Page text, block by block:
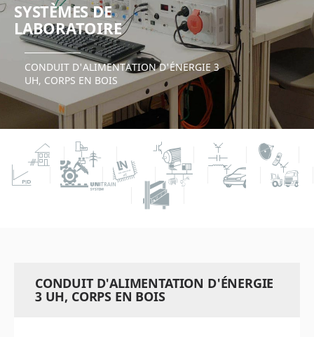
SYSTÈMES DE
LABORATOIRE
CONDUIT D'ALIMENTATION D'ÉNERGIE 3
UH, CORPS EN BOIS
CONDUIT D'ALIMENTATION D'ÉNERGIE
3 UH, CORPS EN BOIS